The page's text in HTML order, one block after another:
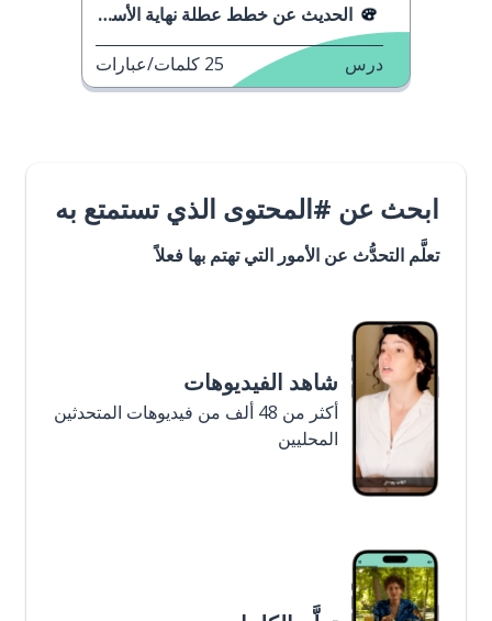
الحديث عن خطط عطلة نهاية الأسبوع
درس 25 كلمات/عبارات
ابحث عن #المحتوى الذي تستمتع به
تعلَّم التحدُّث عن الأمور التي تهتم بها فعلاً
شاهد الفيديوهات
أكثر من 48 ألف من فيديوهات المتحدثين
المحليين